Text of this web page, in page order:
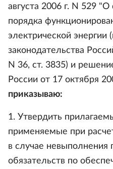
августа 2006 г. N 529
порядка
электрической
законодательства
N 36, ст. 3835) и
России от 17 октября
приказываю:
1. Утвердить
применяемые при
в случае невыполнения
обязательств по